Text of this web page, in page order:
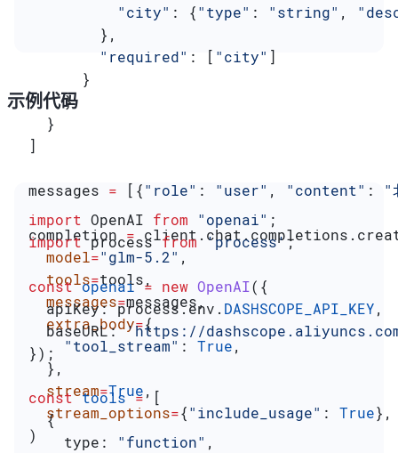
          "city"
: {"type" : "string" ,
        },
        "required"
: [ "city" ]
      }
    }
  }
]
messages = [{"role" : "user" , "content" : "
completion =
  model
="glm-5.2" ,
  tools
=tools,
  messages
=messages,
  extra_body
={
    "tool_stream"
: True,
  },
  stream
=True,
  stream_options
={"include_usage" : True},
)
示例代码
import OpenAI from "openai" ;
import process from 'process';
const openai = new OpenAI({
  apiKey:
process.env . DASHSCOPE_API_KEY,
  baseURL:
'https://
});
const tools = [
  {
    type:
"function" ,